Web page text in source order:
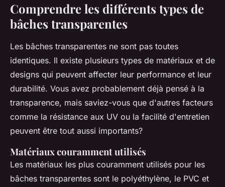
Comprendre les différents types de
bâches transparentes
Les bâches transparentes ne sont pas toutes
identiques. Il existe plusieurs types de matériaux et de
designs qui peuvent affecter leur performance et leur
durabilité. Vous avez probablement déjà pensé à la
transparence, mais saviez-vous que d'autres facteurs
comme la résistance aux UV ou la facilité d'entretien
peuvent être tout aussi importants?
Matériaux couramment utilisés
Les matériaux les plus couramment utilisés pour les
bâches transparentes sont le polyéthylène, le PVC et